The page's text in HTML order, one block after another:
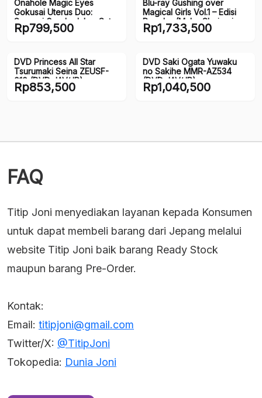
Onahole Magic Eyes
Gokusai Uterus Duo:
Sensasi Ganda dalam Satu
onahole Realistis (150mm)
Rp799,500
Blu-ray Gushing over
Magical Girls Vol.1 – Edisi
Reguler (Maho Shojo ni
Akogarete) (JP)
Rp1,733,500
DVD Princess All Star
Tsurumaki Seina ZEUSF-
010 (DVD JAV/JP)
Rp853,500
DVD Saki Ogata Yuwaku
no Sakihe MMR-AZ534
(DVD JAV/JP)
Rp1,040,500
FAQ
Titip Joni menyediakan layanan kepada Konsumen
untuk dapat membeli barang dari Jepang melalui
website Titip Joni baik barang Ready Stock
maupun barang Pre-Order.
Kontak:
Email: titipjoni@gmail.com
Twitter/X: @TitipJoni
Tokopedia: Dunia Joni